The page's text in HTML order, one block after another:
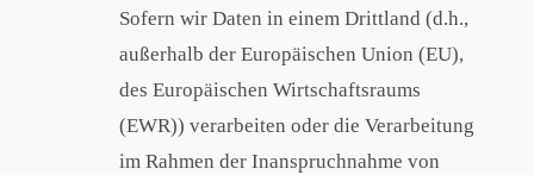
Sofern wir Daten in einem Drittland (d.h.,
außerhalb der Europäischen Union (EU),
des Europäischen Wirtschaftsraums
(EWR)) verarbeiten oder die Verarbeitung
im Rahmen der Inanspruchnahme von